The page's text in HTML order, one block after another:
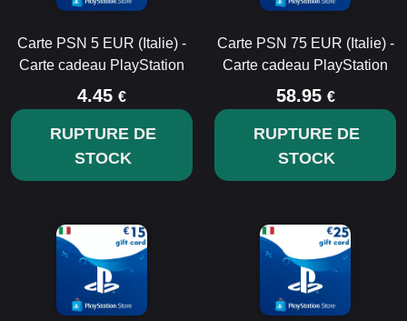
Carte PSN 5 EUR (Italie) -
Carte cadeau PlayStation
4.45 €
RUPTURE DE
STOCK
Carte PSN 75 EUR (Italie) -
Carte cadeau PlayStation
58.95 €
RUPTURE DE
STOCK